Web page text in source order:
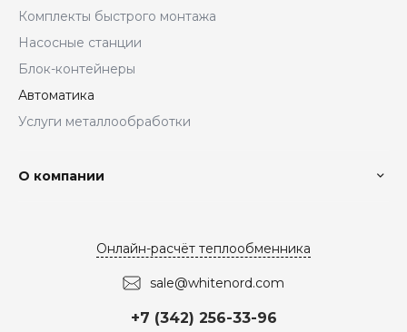
Комплекты быстрого монтажа
Насосные станции
Блок-контейнеры
Автоматика
Услуги металлообработки
О компании
Онлайн-расчёт теплообменника
sale@whitenord.com
+7 (342) 256-33-96